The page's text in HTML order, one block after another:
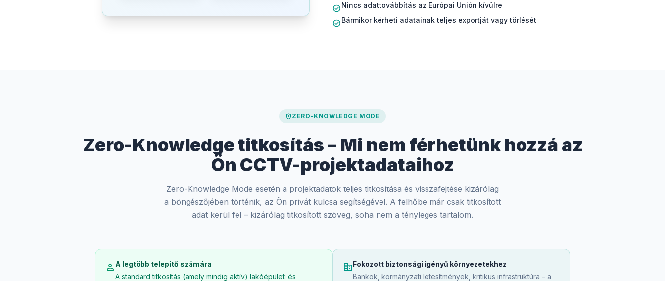
check_circleNincs adattovábbítás az Európai Unión kívülre
check_circleBármikor kérheti adatainak teljes exportját vagy törlését
encrypted ZERO-KNOWLEDGE MODE
Zero-Knowledge titkosítás – Mi nem férhetünk hozzá az
Ön CCTV-projektadataihoz
Zero-Knowledge Mode esetén a projektadatok teljes titkosítása és visszafejtése kizárólag
a böngészőjében történik, az Ön privát kulcsa segítségével. A felhőbe már csak titkosított
adat kerül fel – kizárólag titkosított szöveg, soha nem a tényleges tartalom.
person A legtöbb telepítő számára
A standard titkosítás (amely mindig aktív) lakóépületi és
corporate_fareFokozott biztonsági igényű környezetekhez
Bankok, kormányzati létesítmények, kritikus infrastruktúra – a